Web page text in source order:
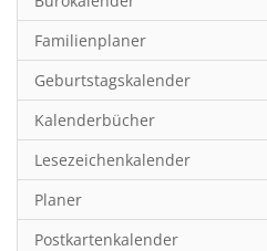
Film
Fotokunst
Frauen
Fußball
Geburtstagskalender
Hobby & Basteln
Familienplaner
Geburtstagskalender
Kalenderbücher
Lesezeichenkalender
Planer
Postkartenkalender